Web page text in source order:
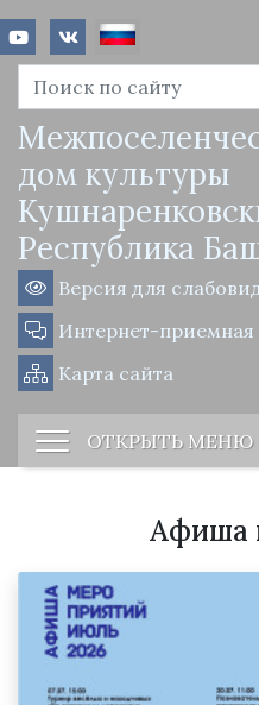
дом культуры
Республика
Версия для
Интернет-приемная
Карта сайта
ОТКРЫТЬ МЕНЮ
Афиша